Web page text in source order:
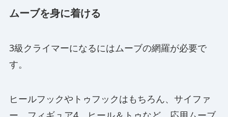
ムーブを身に着ける
3級クライマーになるにはムーブの網羅が必要で
す。
ヒールフックやトゥフックはもちろん、サイファ